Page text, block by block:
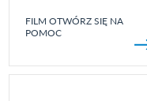
FILM OTWÓRZ SIĘ NA
POMOC